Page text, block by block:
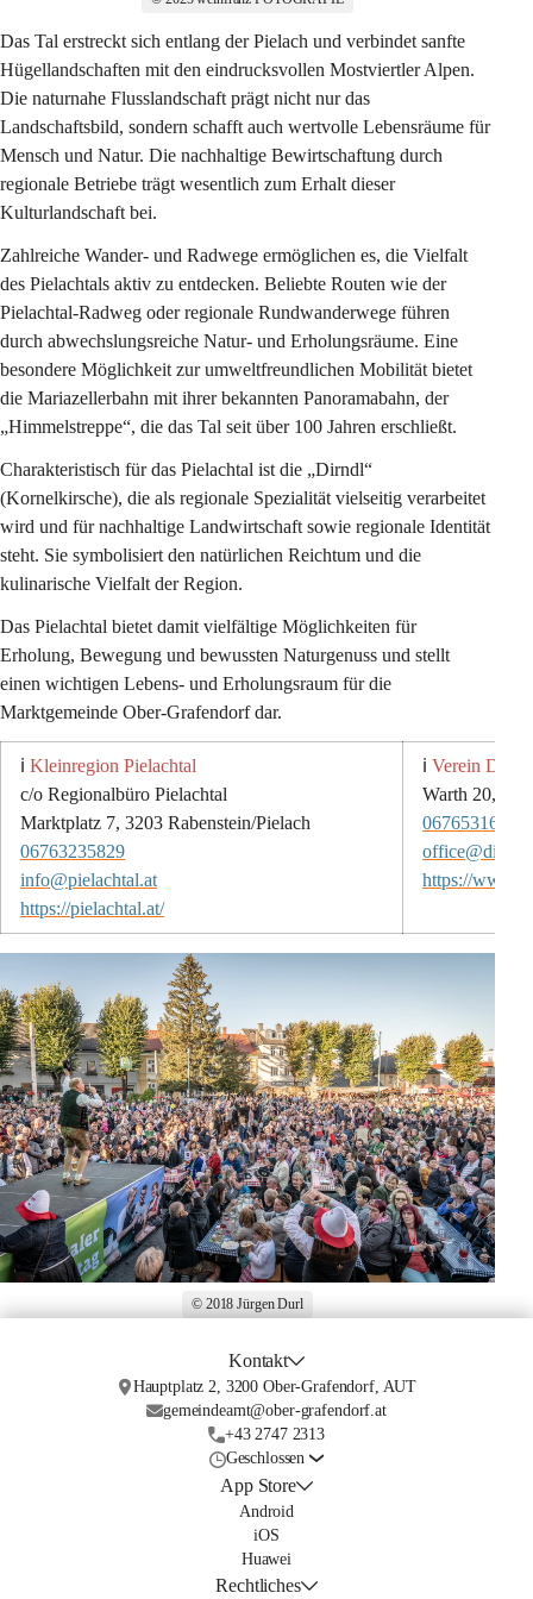
Das Tal erstreckt sich entlang der Pielach und verbindet sanfte
Hügellandschaften mit den eindrucksvollen Mostviertler Alpen.
Die naturnahe Flusslandschaft prägt nicht nur das
Landschaftsbild, sondern schafft auch wertvolle Lebensräume für
Mensch und Natur. Die nachhaltige Bewirtschaftung durch
regionale Betriebe trägt wesentlich zum Erhalt dieser
Kulturlandschaft bei.
Zahlreiche Wander- und Radwege ermöglichen es, die Vielfalt
des Pielachtals aktiv zu entdecken. Beliebte Routen wie der
Pielachtal-Radweg oder regionale Rundwanderwege führen
durch abwechslungsreiche Natur- und Erholungsräume. Eine
besondere Möglichkeit zur umweltfreundlichen Mobilität bietet
die Mariazellerbahn mit ihrer bekannten Panoramabahn, der
„Himmelstreppe“, die das Tal seit über 100 Jahren erschließt.
Charakteristisch für das Pielachtal ist die „Dirndl“
(Kornelkirsche), die als regionale Spezialität vielseitig verarbeitet
wird und für nachhaltige Landwirtschaft sowie regionale Identität
steht. Sie symbolisiert den natürlichen Reichtum und die
kulinarische Vielfalt der Region.
Das Pielachtal bietet damit vielfältige Möglichkeiten für
Erholung, Bewegung und bewussten Naturgenuss und stellt
einen wichtigen Lebens- und Erholungsraum für die
Marktgemeinde Ober-Grafendorf dar.
ℹ️ Kleinregion Pielachtal
c/o Regionalbüro Pielachtal
Marktplatz 7, 3203 Rabenstein/Pielach
06763235829
info@pielachtal.at
https://pielachtal.at/
ℹ️ Verein
Warth 20,
06765316573
https://
© 2018 Jürgen Durl
Kontakt
Hauptplatz 2, 3200 Ober-Grafendorf, AUT
gemeindeamt@ober-grafendorf.at
+43 2747 2313
Geschlossen
App Store
Android
iOS
Huawei
Rechtliches